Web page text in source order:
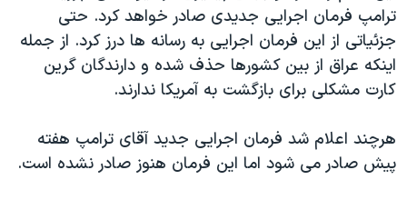
ترامپ فرمان اجرایی جدیدی صادر خواهد کرد. حتی
جزئیاتی از این فرمان اجرایی به رسانه ها درز کرد. از جمله
اینکه عراق از بین کشورها حذف شده و دارندگان گرین
کارت مشکلی برای بازگشت به آمریکا ندارند.
هرچند اعلام شد فرمان اجرایی جدید آقای ترامپ هفته
پیش صادر می شود اما این فرمان هنوز صادر نشده است.